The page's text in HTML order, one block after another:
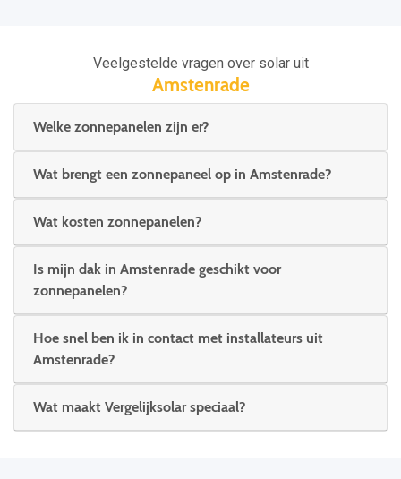
Veelgestelde vragen over solar uit
Amstenrade
Welke zonnepanelen zijn er?
Wat brengt een zonnepaneel op in Amstenrade?
Wat kosten zonnepanelen?
Is mijn dak in Amstenrade geschikt voor
zonnepanelen?
Hoe snel ben ik in contact met installateurs uit
Amstenrade?
Wat maakt Vergelijksolar speciaal?